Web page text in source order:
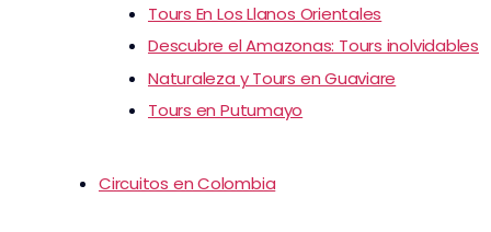
Tours En Los Llanos Orientales
Descubre el Amazonas: Tours inolvidables
Naturaleza y Tours en Guaviare
Tours en Putumayo
Circuitos en Colombia